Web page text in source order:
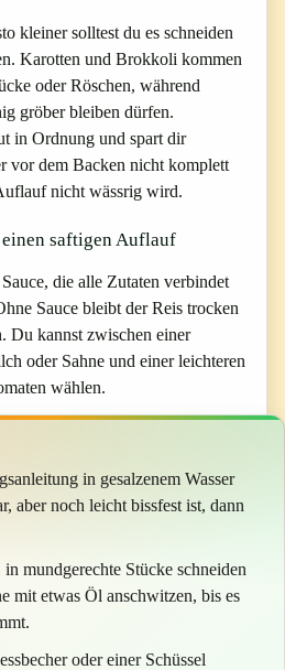
kleiner solltest du es schneiden
Karotten und Brokkoli kommen
oder Röschen, während
gröber bleiben dürfen.
in Ordnung und spart dir
vor dem Backen nicht komplett
nicht wässrig wird.
saftigen Auflauf
die alle Zutaten verbindet
Sauce bleibt der Reis trocken
Du kannst zwischen einer
oder Sahne und einer leichteren
wählen.
in gesalzenem Wasser
aber noch leicht bissfest ist, dann
mundgerechte Stücke schneiden
mit etwas Öl anschwitzen, bis es
oder einer Schüssel